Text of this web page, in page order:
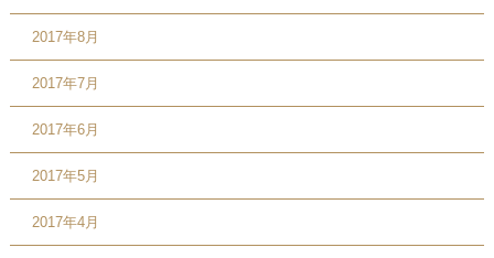
2017年8月
2017年7月
2017年6月
2017年5月
2017年4月